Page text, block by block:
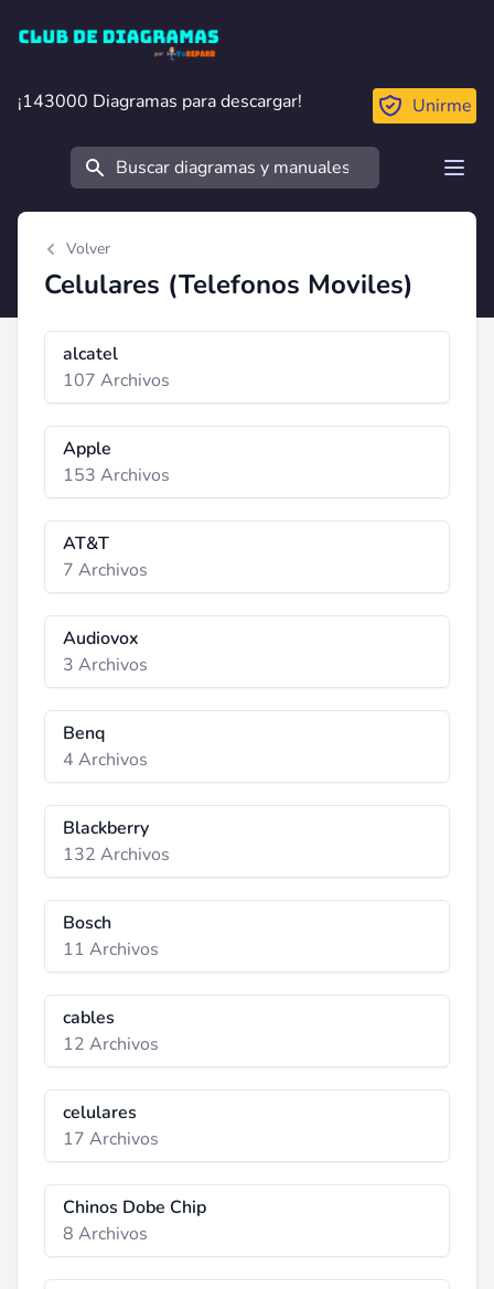
Club de Diagramas
¡143000 Diagramas para descargar!
¡143000 Diagramas para descargar! Unirme
Buscar
Volver
Celulares (Telefonos Moviles)
alcatel
107 Archivos
Apple
153 Archivos
AT&T
7 Archivos
Audiovox
3 Archivos
Benq
4 Archivos
Blackberry
132 Archivos
Bosch
11 Archivos
cables
12 Archivos
celulares
17 Archivos
Chinos Dobe Chip
8 Archivos